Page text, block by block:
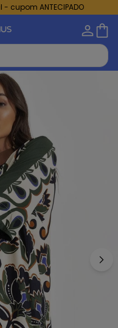
- cupom ANTECIPADO